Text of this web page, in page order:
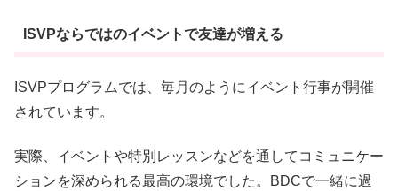
ISVPならではのイベントで友達が増える
ISVPプログラムでは、毎月のようにイベント行事が開催
されています。
実際、イベントや特別レッスンなどを通してコミュニケー
ションを深められる最高の環境でした。BDCで一緒に過